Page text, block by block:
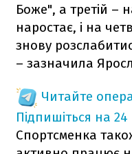
Боже", а третій –
наростає, і на
знову
– зазначила
Читайте
Підпишіться на
Спортсменка